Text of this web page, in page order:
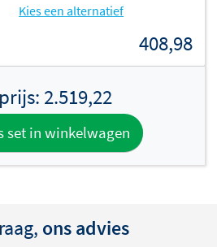
Kies een alternatief
408,98
2.519,22
set in winkelwagen
ons advies